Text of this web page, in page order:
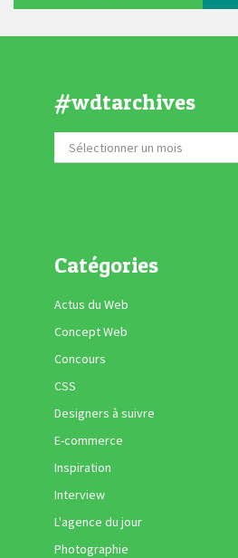
#wdtarchives
Catégories
Actus du Web
Concept Web
Concours
CSS
Designers à suivre
E-commerce
Inspiration
Interview
L'agence du jour
Photographie